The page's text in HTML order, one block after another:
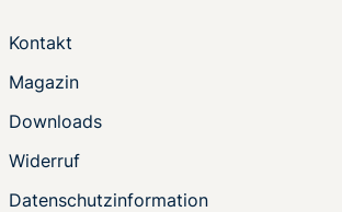
Kontakt
Magazin
Downloads
Widerruf
Datenschutzinformation